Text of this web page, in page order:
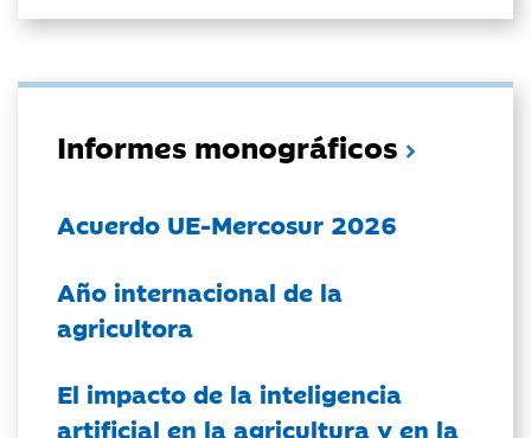
Informes monográficos
Acuerdo UE-Mercosur 2026
Año internacional de la
agricultora
El impacto de la inteligencia
artificial en la agricultura y en la